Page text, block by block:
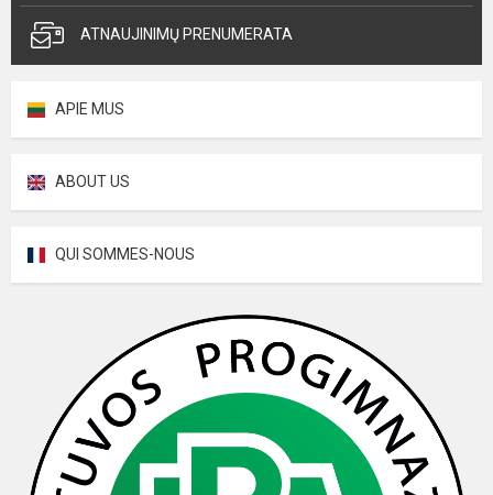
ATNAUJINIMŲ PRENUMERATA
APIE MUS
ABOUT US
QUI SOMMES-NOUS